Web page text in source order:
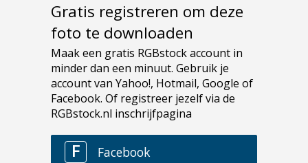
Gratis registreren om deze
foto te downloaden